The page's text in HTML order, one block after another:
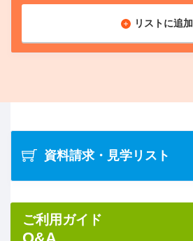
リストに追加
資料請求・見学リスト
ご利用ガイド